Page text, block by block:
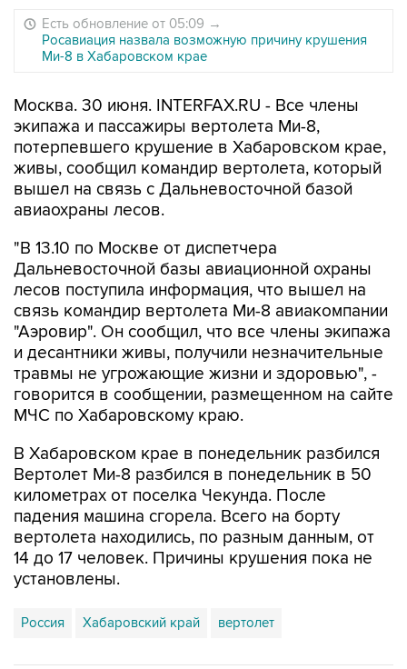
Есть обновление от 05:09 →
Росавиация назвала возможную причину крушения
Ми-8 в Хабаровском крае
Москва. 30 июня. INTERFAX.RU - Все члены
экипажа и пассажиры вертолета Ми-8,
потерпевшего крушение в Хабаровском крае,
живы, сообщил командир вертолета, который
вышел на связь с Дальневосточной базой
авиаохраны лесов.
"В 13.10 по Москве от диспетчера
Дальневосточной базы авиационной охраны
лесов поступила информация, что вышел на
связь командир вертолета Ми-8 авиакомпании
"Аэровир". Он сообщил, что все члены экипажа
и десантники живы, получили незначительные
травмы не угрожающие жизни и здоровью", -
говорится в сообщении, размещенном на сайте
МЧС по Хабаровскому краю.
В Хабаровском крае в понедельник разбился
Вертолет Ми-8 разбился в понедельник в 50
километрах от поселка Чекунда. После
падения машина сгорела. Всего на борту
вертолета находились, по разным данным, от
14 до 17 человек. Причины крушения пока не
установлены.
Россия Хабаровский край вертолет